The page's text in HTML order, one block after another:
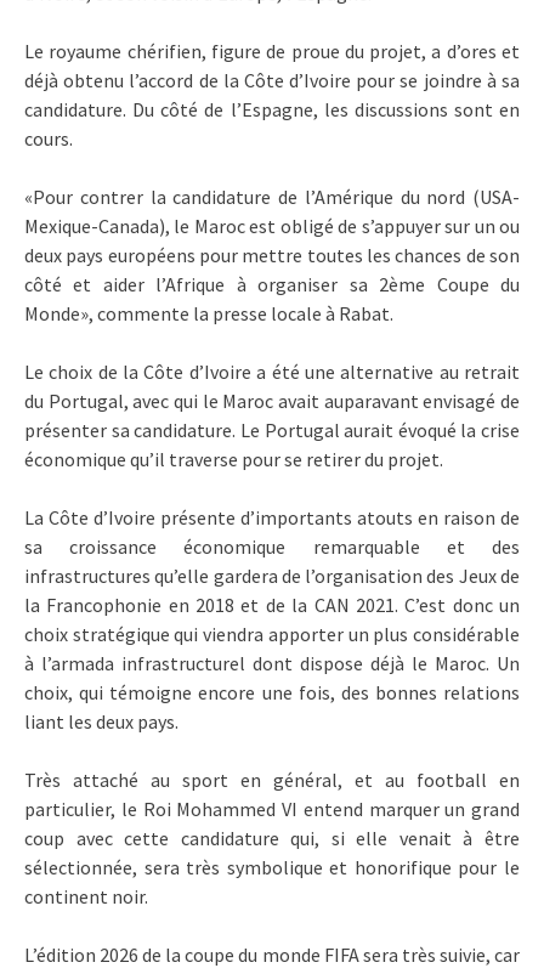
Le royaume chérifien, figure de proue du projet, a d’ores et
déjà obtenu l’accord de la Côte d’Ivoire pour se joindre à sa
candidature. Du côté de l’Espagne, les discussions sont en
cours.
«Pour contrer la candidature de l’Amérique du nord (USA-
Mexique-Canada), le Maroc est obligé de s’appuyer sur un ou
deux pays européens pour mettre toutes les chances de son
côté et aider l’Afrique à organiser sa 2ème Coupe du
Monde», commente la presse locale à Rabat.
Le choix de la Côte d’Ivoire a été une alternative au retrait
du Portugal, avec qui le Maroc avait auparavant envisagé de
présenter sa candidature. Le Portugal aurait évoqué la crise
économique qu’il traverse pour se retirer du projet.
La Côte d’Ivoire présente d’importants atouts en raison de
sa croissance économique remarquable et des
infrastructures qu’elle gardera de l’organisation des Jeux de
la Francophonie en 2018 et de la CAN 2021. C’est donc un
choix stratégique qui viendra apporter un plus considérable
à l’armada infrastructurel dont dispose déjà le Maroc. Un
choix, qui témoigne encore une fois, des bonnes relations
liant les deux pays.
Très attaché au sport en général, et au football en
particulier, le Roi Mohammed VI entend marquer un grand
coup avec cette candidature qui, si elle venait à être
sélectionnée, sera très symbolique et honorifique pour le
continent noir.
L’édition 2026 de la coupe du monde FIFA sera très suivie, car